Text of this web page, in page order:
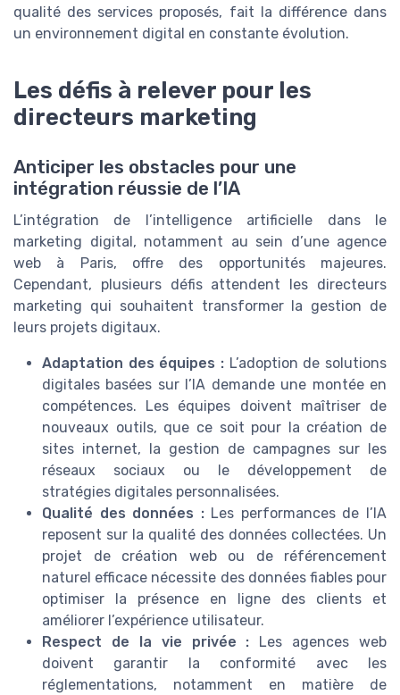
qualité des services proposés, fait la différence dans
un environnement digital en constante évolution.
Les défis à relever pour les
directeurs marketing
Anticiper les obstacles pour une
intégration réussie de l’IA
L’intégration de l’intelligence artificielle dans le
marketing digital, notamment au sein d’une agence
web à Paris, offre des opportunités majeures.
Cependant, plusieurs défis attendent les directeurs
marketing qui souhaitent transformer la gestion de
leurs projets digitaux.
Adaptation des équipes : L’adoption de solutions
digitales basées sur l’IA demande une montée en
compétences. Les équipes doivent maîtriser de
nouveaux outils, que ce soit pour la création de
sites internet, la gestion de campagnes sur les
réseaux sociaux ou le développement de
stratégies digitales personnalisées.
Qualité des données :Les performances de l’IA
reposent sur la qualité des données collectées. Un
projet de création web ou de référencement
naturel efficace nécessite des données fiables pour
optimiser la présence en ligne des clients et
améliorer l’expérience utilisateur.
Respect de la vie privée : Les agences web
doivent garantir la conformité avec les
réglementations, notamment en matière de